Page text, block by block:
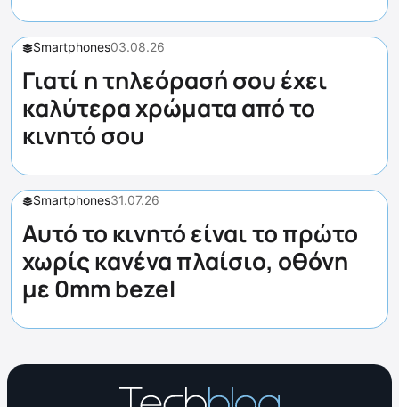
Smartphones03.08.26
Γιατί η τηλεόρασή σου έχει
καλύτερα χρώματα από το
κινητό σου
Smartphones31.07.26
Αυτό το κινητό είναι το πρώτο
χωρίς κανένα πλαίσιο, οθόνη
με 0mm bezel